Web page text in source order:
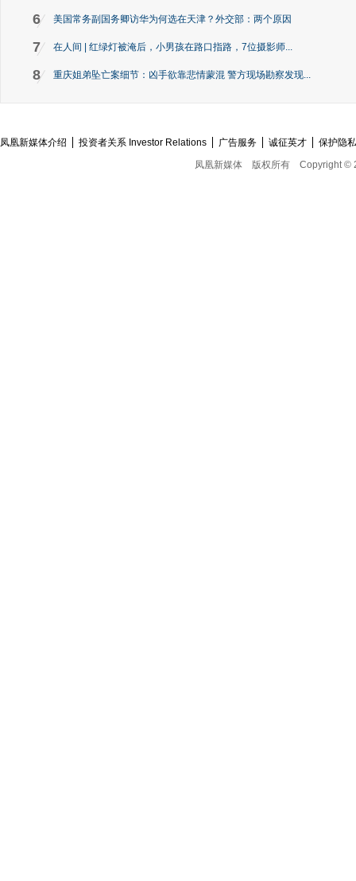
6 美国常务副国务卿访华为何选在天津？外交部：两个原因
7 在人间 | 红绿灯被淹后，小男孩在路口指路，7位摄影师...
8 重庆姐弟坠亡案细节：凶手欲靠悲情蒙混 警方现场勘察发现...
凤凰新媒体介绍 投资者关系 Investor Relations 广告服务 诚征英才
保护隐
凤凰新媒体
版权所有 Copyright ©